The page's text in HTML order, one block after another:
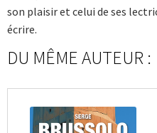
son plaisir et celui de ses
écrire.
DU MÊME AUTEUR :